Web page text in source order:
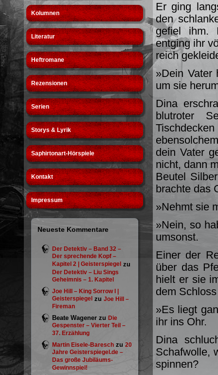
Kolumnen
Literatur
Heftromane
Rezensionen
Serien
Storys & Lyrik
Saphirtonart-Hörspiele
Kontakt
Impressum
Neueste Kommentare
Der Detektiv – Band 32 –
Der sprechende Kopf –
Kapitel 2 | Geisterspiegel zu
Der Detektiv – Liu Sings
Geheimnis – 1. Kapitel
Joe Hill – King Sorrow I |
Geisterspiegel zu Joe Hill –
Fireman
Beate Wagener zu Die
Gespenster – Vierter Teil –
37. Erzählung
Martin Eisele-Baresch zu 20
Jahre Geisterspiegel.de –
Das große Jubiläums-
Gewinnspiel!
Er ging
den
gefiel ihm.
entging ihr
reich
»Dein Vater
um sie
Dina
blutroter
dein Vater
nicht, dann
Beutel
brachte das
»Nehmt sie
»Nein, so
umsonst.
Einer der
über das
hielt er sie
dem
»Es liegt
ihr ins Ohr.
Dina
Schafwolle,
spinnen?